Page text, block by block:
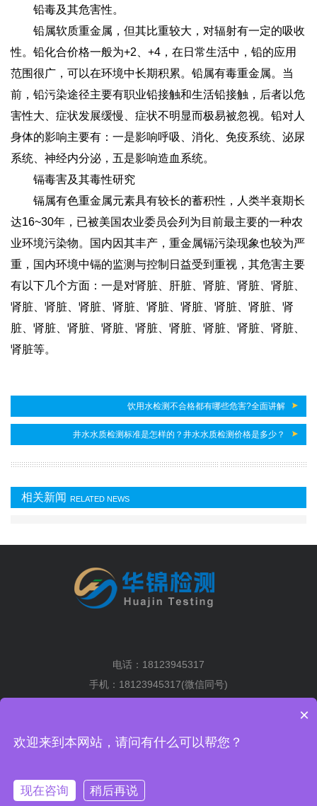
铅毒及其危害性。
铅属软质重金属，但其比重较大，对辐射有一定的吸收
性。铅化合价格一般为+2、+4，在日常生活中，铅的应用
范围很广，可以在环境中长期积累。铅属有毒重金属。当
前，铅污染途径主要有职业铅接触和生活铅接触，后者以危
害性大、症状发展缓慢、症状不明显而极易被忽视。铅对人
身体的影响主要有：一是影响呼吸、消化、免疫系统、泌尿
系统、神经内分泌，五是影响造血系统。
镉毒害及其毒性研究
镉属有色重金属元素具有较长的蓄积性，人类半衰期长
达16~30年，已被美国农业委员会列为目前最主要的一种农
业环境污染物。国内因其丰产，重金属镉污染现象也较为严
重，国内环境中镉的监测与控制日益受到重视，其危害主要
有以下几个方面：一是对肾脏、肝脏、肾脏、肾脏、肾脏、
肾脏、肾脏、肾脏、肾脏、肾脏、肾脏、肾脏、肾脏、肾
脏、肾脏、肾脏、肾脏、肾脏、肾脏、肾脏、肾脏、肾脏、
肾脏等。
饮用水检测不合格都有哪些危害?全面讲解
井水水质检测标准是怎样的？井水水质检测价格是多少？
相关新闻 RELATED NEWS
电话：18123945317
手机：18123945317(微信同号)
×
欢迎来到本网站，请问有什么可以帮您？
现在咨询 稍后再说